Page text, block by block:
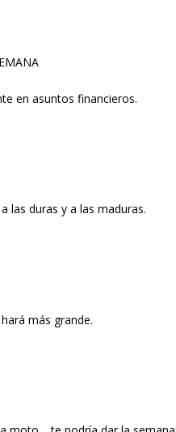
en asuntos financieros.
las duras y a las maduras.
más grande.